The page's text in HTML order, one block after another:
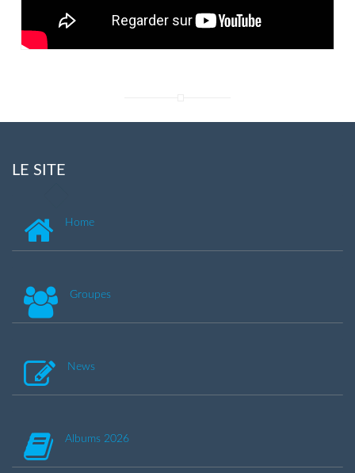
LE SITE
Home
Groupes
News
Albums 2026